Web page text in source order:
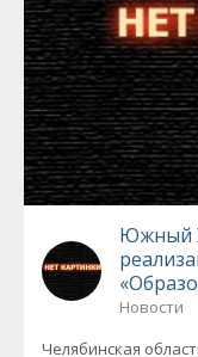
Южный
Новости
Челябинская